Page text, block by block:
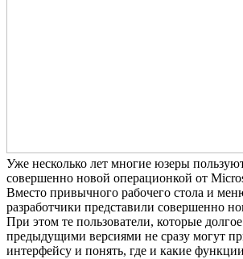
Уже несколько лет многие юзеры
совершенно новой операционкой от
Вместо привычного рабочего стола и
разработчики представили совершенно
При этом те пользователи, которые
предыдущими версиями не сразу могут
интерфейсу и понять, где и какие